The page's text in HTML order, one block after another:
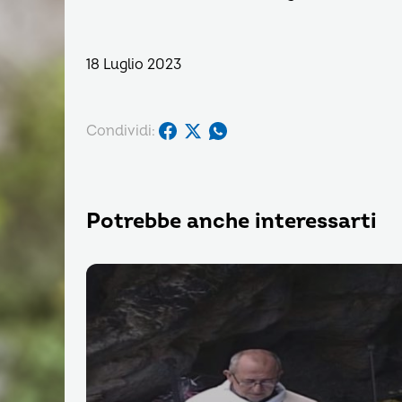
18 Luglio 2023
Condividi:
Potrebbe anche interessarti